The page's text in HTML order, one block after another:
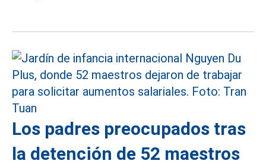
Los padres preocupados tras
la detención de 52 maestros